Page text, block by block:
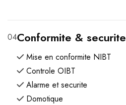
04Conformite & securite
Mise en conformite NIBT
Controle OIBT
Alarme et securite
Domotique